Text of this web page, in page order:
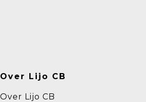
Over Lijo CB
Over Lijo CB